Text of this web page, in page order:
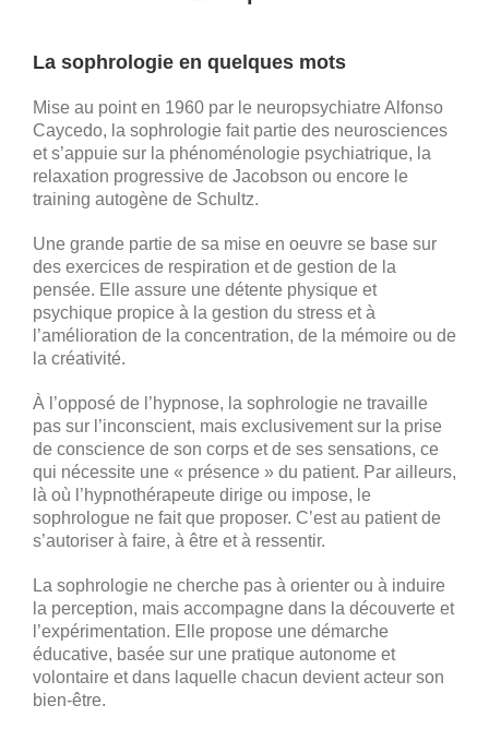
La sophrologie en quelques mots
Mise au point en 1960 par le neuropsychiatre Alfonso
Caycedo, la sophrologie fait partie des neurosciences
et s’appuie sur la phénoménologie psychiatrique, la
relaxation progressive de Jacobson ou encore le
training autogène de Schultz.
Une grande partie de sa mise en oeuvre se base sur
des exercices de respiration et de gestion de la
pensée. Elle assure une détente physique et
psychique propice à la gestion du stress et à
l’amélioration de la concentration, de la mémoire ou de
la créativité.
À l’opposé de l’hypnose, la sophrologie ne travaille
pas sur l’inconscient, mais exclusivement sur la prise
de conscience de son corps et de ses sensations, ce
qui nécessite une « présence » du patient. Par ailleurs,
là où l’hypnothérapeute dirige ou impose, le
sophrologue ne fait que proposer. C’est au patient de
s’autoriser à faire, à être et à ressentir.
La sophrologie ne cherche pas à orienter ou à induire
la perception, mais accompagne dans la découverte et
l’expérimentation. Elle propose une démarche
éducative, basée sur une pratique autonome et
volontaire et dans laquelle chacun devient acteur son
bien-être.